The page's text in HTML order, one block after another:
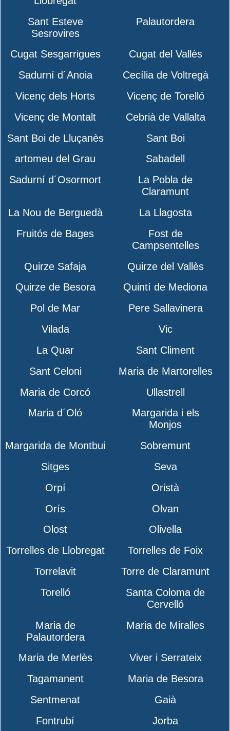
Sant Esteve
Sesrovires
Palautordera
Cugat Sesgarrigues
Cugat del Vallès
Sadurní d´Anoia
Cecília de Voltregà
Vicenç dels Horts
Vicenç de Torelló
Vicenç de Montalt
Cebrià de Vallalta
Sant Boi de Lluçanès
Sant Boi
artomeu del Grau
Sabadell
Sadurní d´Osormort
La Pobla de
Claramunt
La Nou de Berguedà
La Llagosta
Fruitós de Bages
Fost de
Campsentelles
Quirze Safaja
Quirze del Vallès
Quirze de Besora
Quintí de Mediona
Pol de Mar
Pere Sallavinera
Vilada
Vic
La Quar
Sant Climent
Sant Celoni
Maria de Martorelles
Maria de Corcó
Ullastrell
Maria d´Oló
Margarida i els
Monjos
Margarida de Montbui
Sobremunt
Sitges
Seva
Orpí
Oristà
Orís
Olvan
Olost
Olivella
Torrelles de Llobregat
Torrelles de Foix
Torrelavit
Torre de Claramunt
Torelló
Santa Coloma de
Cervelló
Maria de
Palautordera
Maria de Miralles
Maria de Merlès
Viver i Serrateix
Tagamanent
Maria de Besora
Sentmenat
Gaià
Fontrubí
Jorba